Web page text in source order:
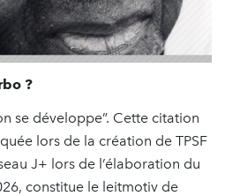
?
se développe”. Cette citation
lors de la création de TPSF
J+ lors de l’élaboration du
constitue le leitmotiv de